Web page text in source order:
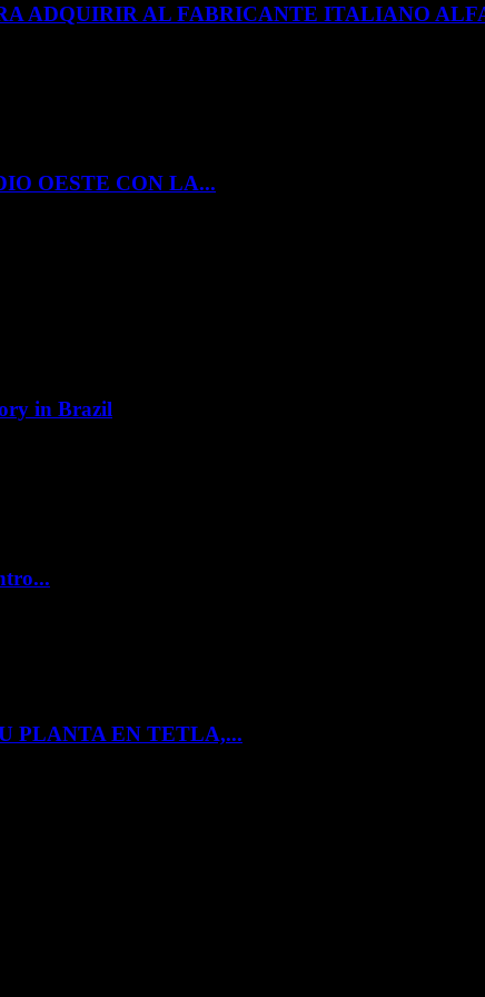
ADQUIRIR AL FABRICANTE ITALIANO
OESTE CON LA...
in Brazil
PLANTA EN TETLA,...